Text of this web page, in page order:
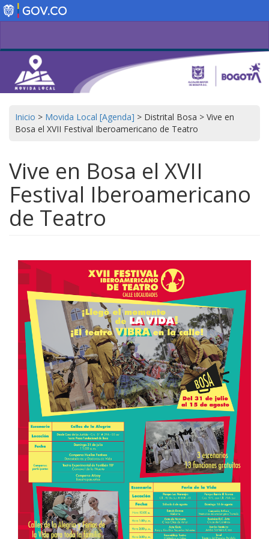
Pasar
al
Inicio > Movida Local [Agenda] > Distrital Bosa > Vive en
Bosa el XVII Festival Iberoamericano de Teatro
Vive en Bosa el XVII
Festival Iberoamericano
de Teatro